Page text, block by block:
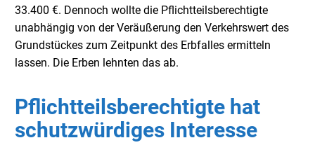
33.400 €. Dennoch wollte die Pflichtteilsberechtigte
unabhängig von der Veräußerung den Verkehrswert des
Grundstückes zum Zeitpunkt des Erbfalles ermitteln
lassen. Die Erben lehnten das ab.
Pflichtteilsberechtigte hat
schutzwürdiges Interesse